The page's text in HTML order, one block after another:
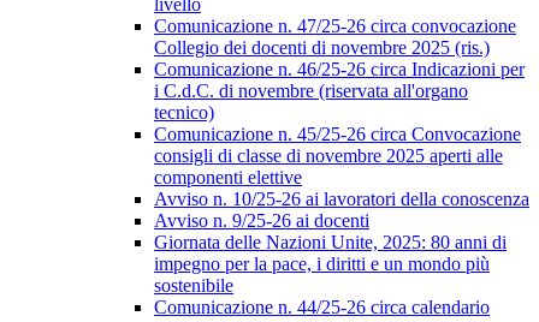
livello
Comunicazione n. 47/25-26 circa convocazione
Collegio dei docenti di novembre 2025 (ris.)
Comunicazione n. 46/25-26 circa Indicazioni per
i C.d.C. di novembre (riservata all'organo
tecnico)
Comunicazione n. 45/25-26 circa Convocazione
consigli di classe di novembre 2025 aperti alle
componenti elettive
Avviso n. 10/25-26 ai lavoratori della conoscenza
Avviso n. 9/25-26 ai docenti
Giornata delle Nazioni Unite, 2025: 80 anni di
impegno per la pace, i diritti e un mondo più
sostenibile
Comunicazione n. 44/25-26 circa calendario